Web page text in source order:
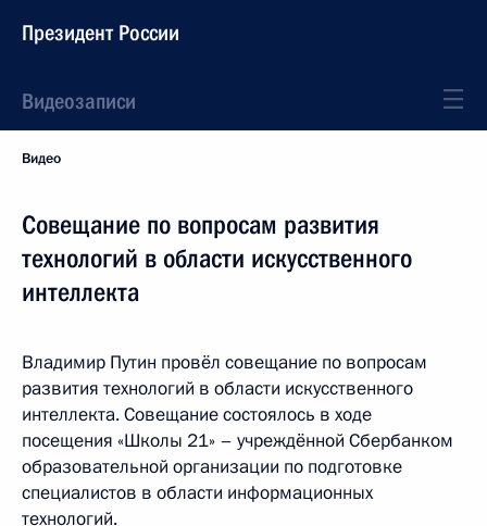
Президент России
Видеозаписи
Видео
Совещание по вопросам развития
технологий в области искусственного
интеллекта
Владимир Путин провёл совещание по вопросам
развития технологий в области искусственного
интеллекта. Совещание состоялось в ходе
посещения «Школы 21» – учреждённой Сбербанком
образовательной организации по подготовке
специалистов в области информационных
технологий.